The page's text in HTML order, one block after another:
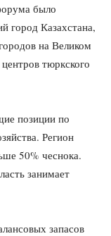
было
город Казахстана,
на Великом
тюркского
позиции по
Регион
50% чеснока.
занимает
запасов